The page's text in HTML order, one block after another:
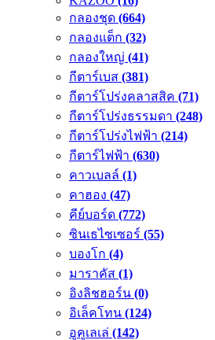
กลองชุด (664)
กลองแต็ก (32)
กลองใหญ่ (41)
กีตาร์เบส (381)
กีตาร์โปร่งคลาสสิค (71)
กีตาร์โปร่งธรรมดา (248)
กีตาร์โปร่งไฟฟ้า (214)
กีตาร์ไฟฟ้า (630)
คาวเบลล์ (1)
คาฮอง (47)
คีย์บอร์ด (772)
ซินเธไซเซอร์ (55)
บองโก (4)
มาราคัส (1)
อิงลิชฮอร์น (0)
อิเล็คโทน (124)
อูคูเลเล่ (142)